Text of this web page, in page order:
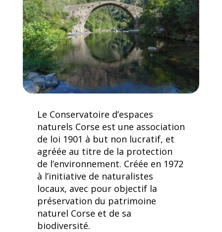
Le Conservatoire d’espaces
naturels Corse est une association
de loi 1901 à but non lucratif, et
agréée au titre de la protection
de l’environnement. Créée en 1972
à l’initiative de naturalistes
locaux, avec pour objectif la
préservation du patrimoine
naturel Corse et de sa
biodiversité.